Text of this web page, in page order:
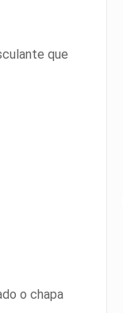
que
o chapa